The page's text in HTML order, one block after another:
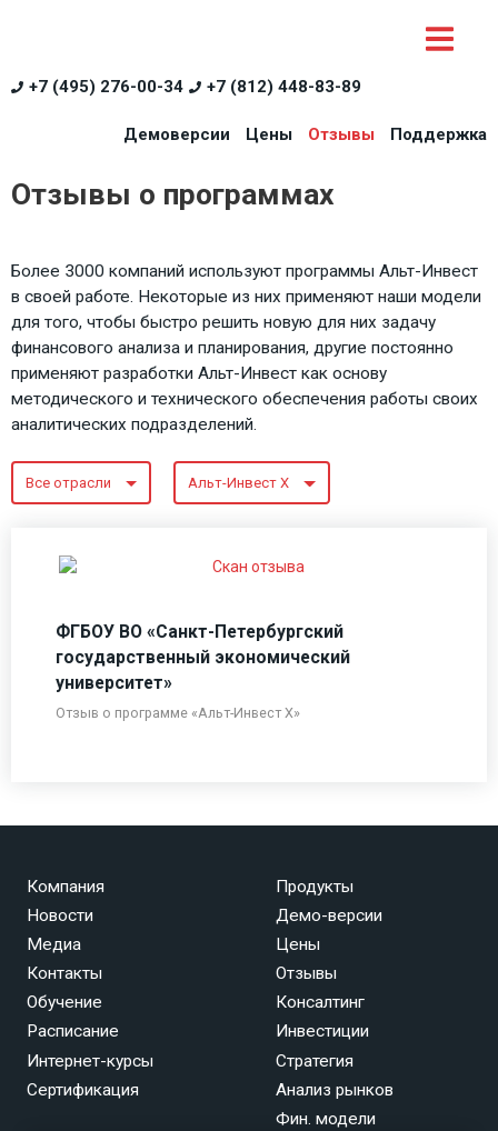
+7 (495) 276-00-34 +7 (812) 448-83-89
Демоверсии Цены Отзывы Поддержка
Отзывы о программах
Более 3000 компаний используют программы Альт-Инвест
в своей работе. Некоторые из них применяют наши модели
для того, чтобы быстро решить новую для них задачу
финансового анализа и планирования, другие постоянно
применяют разработки Альт-Инвест как основу
методического и технического обеспечения работы своих
аналитических подразделений.
Все отрасли Альт-Инвест Х
ФГБОУ ВО «Санкт-Петербургский
государственный экономический
университет»
Отзыв о программе «Альт-Инвест Х»
Компания
Новости
Медиа
Контакты
Продукты
Демо-версии
Цены
Отзывы
Обучение
Расписание
Интернет-курсы
Сертификация
Консалтинг
Инвестиции
Стратегия
Анализ рынков
Фин. модели